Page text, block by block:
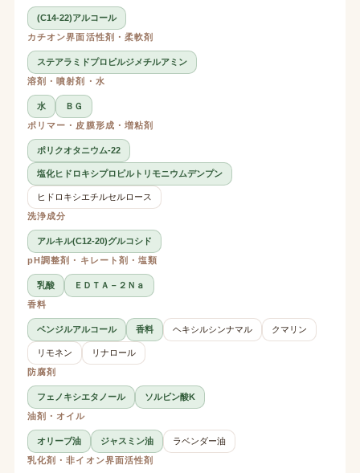
(C14-22)アルコール
カチオン界面活性剤・柔軟剤
ステアラミドプロピルジメチルアミン
溶剤・噴射剤・水
水
ＢＧ
ポリマー・皮膜形成・増粘剤
ポリクオタニウム-22
塩化ヒドロキシプロピルトリモニウムデンプン
ヒドロキシエチルセルロース
洗浄成分
アルキル(C12-20)グルコシド
pH調整剤・キレート剤・塩類
乳酸
ＥＤＴＡ－２Ｎａ
香料
ベンジルアルコール 香料 ヘキシルシンナマル クマリン
リモネン
リナロール
防腐剤
フェノキシエタノール
ソルビン酸K
油剤・オイル
オリーブ油 ジャスミン油
ラベンダー油
乳化剤・非イオン界面活性剤